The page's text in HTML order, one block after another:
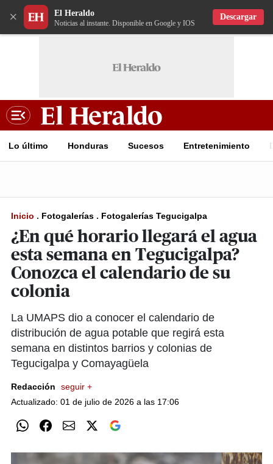
× El Heraldo
Noticias al instante. Disponible en Google y IOS
Descargar
Lo último Honduras Sucesos Entretenimiento
Inicio . Fotogalerías . Fotogalerías Tegucigalpa
¿En qué horario llegará el agua
esta semana en Tegucigalpa?
Conozca el calendario de su
colonia
La UMAPS dio a conocer el calendario de
distribución de agua potable que regirá esta
semana en distintos barrios y colonias de
Tegucigalpa y Comayagüela
Redacción
seguir +
Actualizado: 01 de julio de 2026 a las 17:06